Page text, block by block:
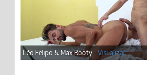
Léo Felipo & Max Booty -Visualizar